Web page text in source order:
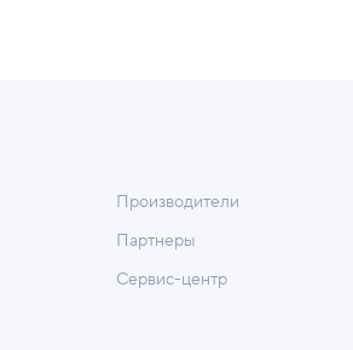
Производители
Партнеры
Сервис-центр